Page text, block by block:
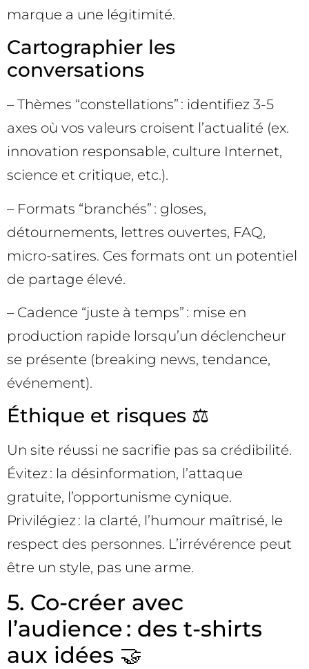
marque a une légitimité.
Cartographier les
conversations
– Thèmes “constellations” : identifiez 3-5
axes où vos valeurs croisent l’actualité (ex.
innovation responsable, culture Internet,
science et critique, etc.).
– Formats “branchés” : gloses,
détournements, lettres ouvertes, FAQ,
micro-satires. Ces formats ont un potentiel
de partage élevé.
– Cadence “juste à temps” : mise en
production rapide lorsqu’un déclencheur
se présente (breaking news, tendance,
événement).
Éthique et risques ⚖️
Un site réussi ne sacrifie pas sa crédibilité.
Évitez : la désinformation, l’attaque
gratuite, l’opportunisme cynique.
Privilégiez : la clarté, l’humour maîtrisé, le
respect des personnes. L’irrévérence peut
être un style, pas une arme.
5. Co-créer avec
l’audience : des t-shirts
aux idées 🤝